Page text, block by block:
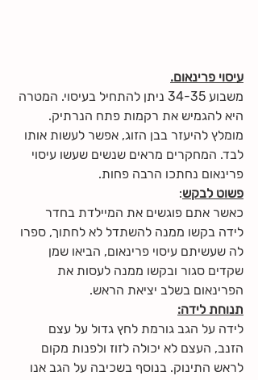
עיסוי פרינאום.
משבוע 34-35 ניתן להתחיל בעיסוי. המטרה
היא להגמיש את רקמות פתח הנרתיק.
מומלץ להיעזר בבן הזוג, אפשר לעשות אותו
לבד. המחקרים מראים שנשים שעשו עיסוי
פרינאום נחתכו הרבה פחות.
פשוט לבקש:
כאשר אתם פוגשים את המיילדת בחדר
לידה בקשו ממנה להשתדל לא לחתוך, ספרו
לה שעשיתם עיסוי פרינאום, הביאו שמן
שקדים סגור ובקשו ממנה לעסות את
הפרינאום בשלב יציאת הראש.
תנוחת לידה:
לידה על הגב גורמת לחץ גדול על עצם
הזנב, העצם לא יכולה לזוז ולפנות מקום
לראש התינוק. בנוסף בשכיבה על הגב אנו